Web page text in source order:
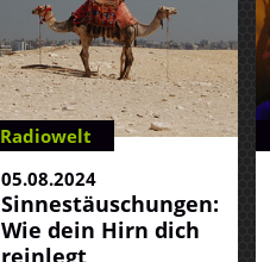
Radiowelt
05.08.2024
Sinnestäuschungen:
Wie dein Hirn dich
reinlegt